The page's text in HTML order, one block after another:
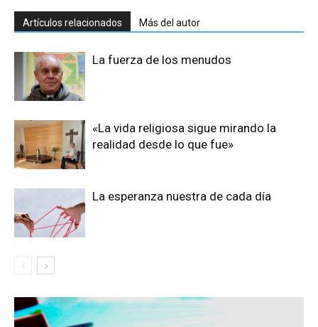
Artículos relacionados Más del autor
La fuerza de los menudos
«La vida religiosa sigue mirando la
realidad desde lo que fue»
La esperanza nuestra de cada día